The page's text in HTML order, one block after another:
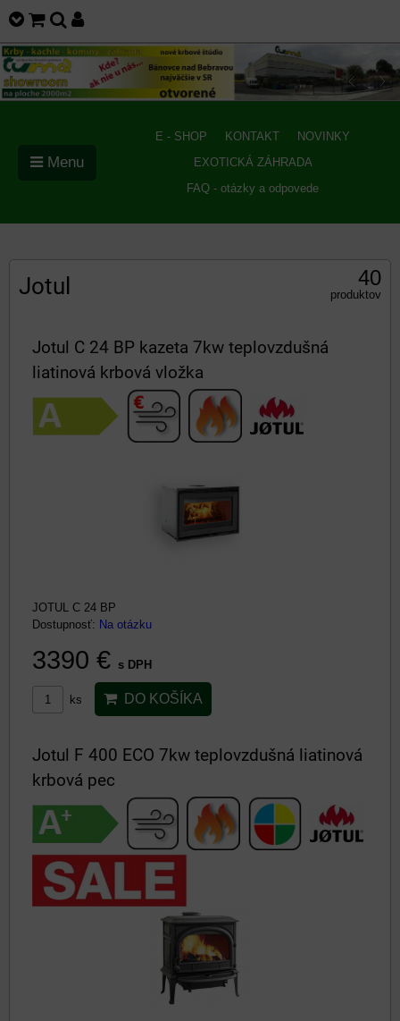
E - SHOP KONTAKT
NOVINKY
EXOTICKÁ ZÁHRADA
FAQ - otázky a odpovede
Menu
Jotul 40
produktov
Jotul C 24 BP kazeta 7kw teplovzdušná
liatinová krbová vložka
JOTUL C 24 BP
Dostupnosť: Na otázku
3390 € s DPH
ks DO KOŠÍKA
Jotul F 400 ECO 7kw teplovzdušná liatinová
krbová pec